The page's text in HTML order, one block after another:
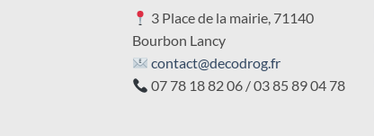
3 Place de la mairie, 71140
Bourbon Lancy
contact@decodrog.fr
07 78 18 82 06 / 03 85 89 04 78